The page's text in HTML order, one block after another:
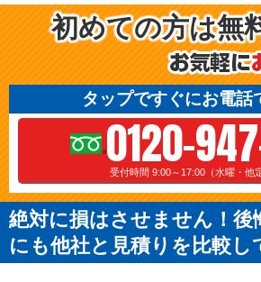
初めての方は無
タップですぐにお電話
0120-
受付時間 9:00～17:00（水曜・他
絶対に損はさせません！後
にも他社と見積りを比較し